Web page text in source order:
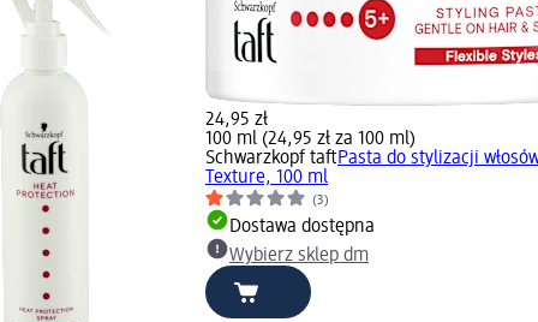
24,95 zł
100 ml (24,95 zł za 100 ml)
Schwarzkopf taftPasta do stylizacji
Texture, 100 ml
(3)
Dostawa dostępna
Wybierz sklep dm